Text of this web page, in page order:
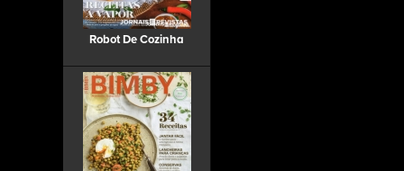
Robot De Cozinha